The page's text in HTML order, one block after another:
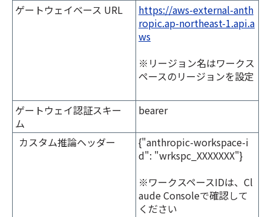
ゲートウェイベース URL
https://aws-external-anth
ropic.ap-northeast-1.api.a
ws
※リージョン名はワークス
ペースのリージョンを設定
ゲートウェイ認証スキー
ム
bearer
カスタム推論ヘッダー
{"anthropic-workspace-i
d": "wrkspc_XXXXXXX"}
※ワークスペースIDは、Cl
aude Consoleで確認して
ください